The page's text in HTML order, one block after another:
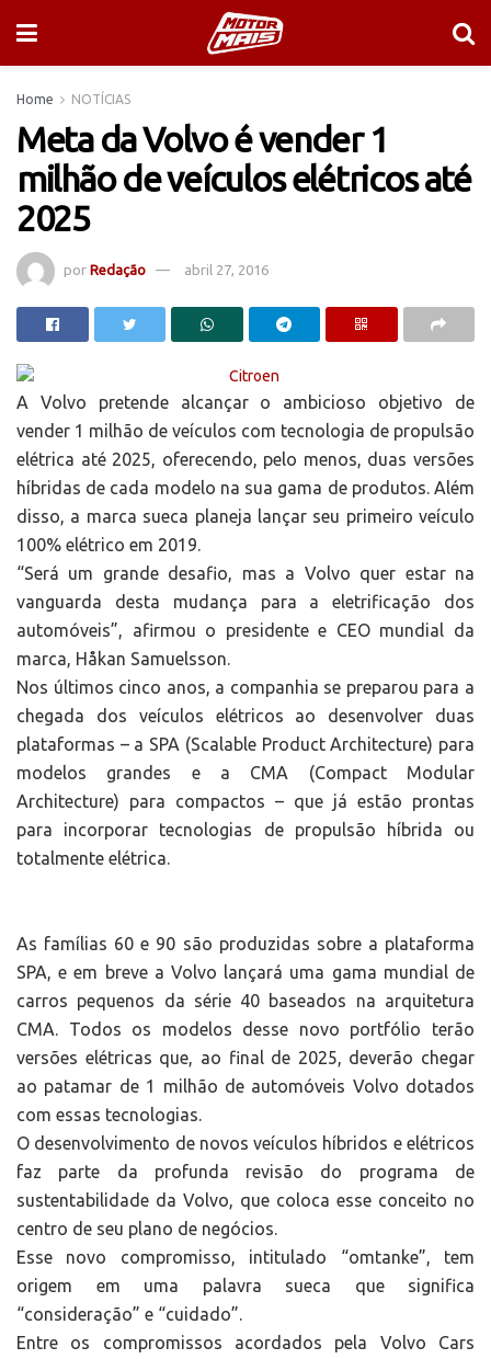
Home NOTÍCIAS
Meta da Volvo é vender 1
milhão de veículos elétricos até
2025
por Redação abril 27, 2016
A Volvo pretende alcançar o ambicioso objetivo de
vender 1 milhão de veículos com tecnologia de propulsão
elétrica até 2025, oferecendo, pelo menos, duas versões
híbridas de cada modelo na sua gama de produtos. Além
disso, a marca sueca planeja lançar seu primeiro veículo
100% elétrico em 2019.
“Será um grande desafio, mas a Volvo quer estar na
vanguarda desta mudança para a eletrificação dos
automóveis”, afirmou o presidente e CEO mundial da
marca, Håkan Samuelsson.
Nos últimos cinco anos, a companhia se preparou para a
chegada dos veículos elétricos ao desenvolver duas
plataformas – a SPA (Scalable Product Architecture) para
modelos grandes e a CMA (Compact Modular
Architecture) para compactos – que já estão prontas
para incorporar tecnologias de propulsão híbrida ou
totalmente elétrica.
As famílias 60 e 90 são produzidas sobre a plataforma
SPA, e em breve a Volvo lançará uma gama mundial de
carros pequenos da série 40 baseados na arquitetura
CMA. Todos os modelos desse novo portfólio terão
versões elétricas que, ao final de 2025, deverão chegar
ao patamar de 1 milhão de automóveis Volvo dotados
com essas tecnologias.
O desenvolvimento de novos veículos híbridos e elétricos
faz parte da profunda revisão do programa de
sustentabilidade da Volvo, que coloca esse conceito no
centro de seu plano de negócios.
Esse novo compromisso, intitulado “omtanke”, tem
origem em uma palavra sueca que significa
“consideração” e “cuidado”.
Entre os compromissos acordados pela Volvo Cars